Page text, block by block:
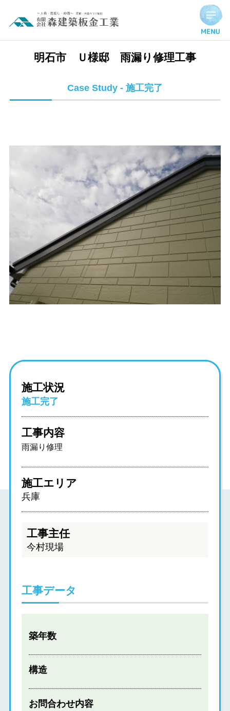
明石市 Ｕ様邸 雨漏り修理工事 | 施工完了実績
明石市 Ｕ様邸 雨漏り修理工事
Case Study - 施工完了
施工状況
施工完了
工事内容
雨漏り修理
施工エリア
兵庫
工事主任
今村現場
工事データ
築年数
構造
お問合わせ内容